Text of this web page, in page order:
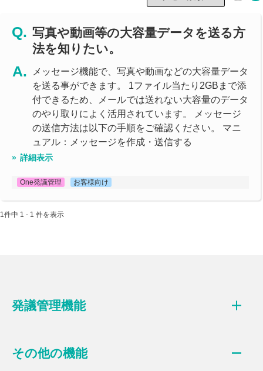
写真や動画等の大容量データを送る方
法を知りたい。
メッセージ機能で、写真や動画などの大容量データ
を送る事ができます。 1ファイル当たり2GBまで添
付できるため、メールでは送れない大容量のデータ
のやり取りによく活用されています。 メッセージ
の送信方法は以下の手順をご確認ください。 マニ
ュアル：メッセージを作成・送信する
詳細表示
One発議管理 お客様向け
1件中 1 - 1 件を表示
発議管理機能
その他の機能